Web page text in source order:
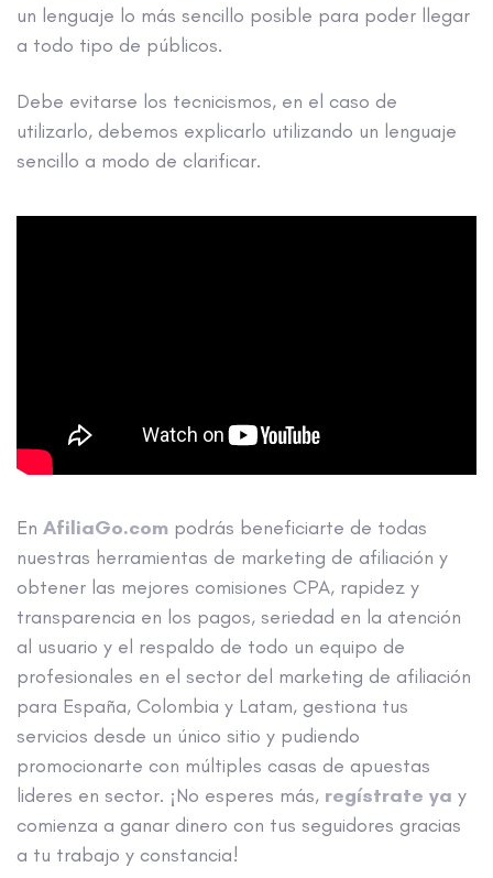
un lenguaje lo más sencillo posible para poder llegar
a todo tipo de públicos.
Debe evitarse los tecnicismos, en el caso de
utilizarlo, debemos explicarlo utilizando un lenguaje
sencillo a modo de clarificar.
En AfiliaGo.com podrás beneficiarte de todas
nuestras herramientas de marketing de afiliación y
obtener las mejores comisiones CPA, rapidez y
transparencia en los pagos, seriedad en la atención
al usuario y el respaldo de todo un equipo de
profesionales en el sector del marketing de afiliación
para España, Colombia y Latam, gestiona tus
servicios desde un único sitio y pudiendo
promocionarte con múltiples casas de apuestas
lideres en sector. ¡No esperes más, regístrate ya y
comienza a ganar dinero con tus seguidores gracias
a tu trabajo y constancia!